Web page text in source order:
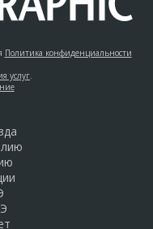
Политика конфиденциальности
услуг.